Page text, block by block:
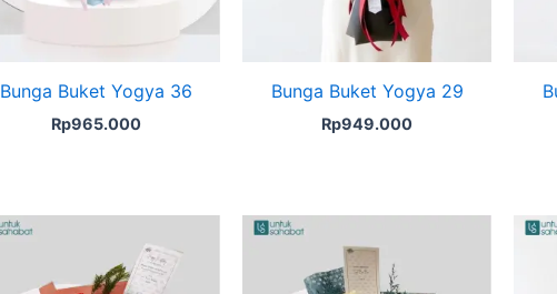
Bunga Buket Yogya 36
Rp965.000
Bunga Buket Yogya 29
Rp949.000